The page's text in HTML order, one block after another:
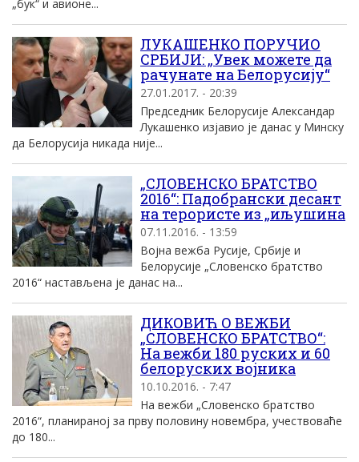
„бук“ и авионе...
ЛУКАШЕНКО ПОРУЧИО
СРБИЈИ: „Увек можете да
рачунате на Белорусију“
27.01.2017. - 20:39
Председник Белорусије Александар
Лукашенко изјавио је данас у Минску
да Белорусија никада није...
„СЛОВЕНСКО БРАТСТВО
2016“: Падобрански десант
на терористе из „иљушина
07.11.2016. - 13:59
Војна вежба Русије, Србије и
Белорусије „Словенско братство
2016“ настављена је данас на...
ДИКОВИЋ О ВЕЖБИ
„СЛОВЕНСКО БРАТСТВО“:
На вежби 180 руских и 60
белоруских воjника
10.10.2016. - 7:47
На вежби „Словенско братство
2016“, планираноj за прву половину новембра, учествоваће
до 180...